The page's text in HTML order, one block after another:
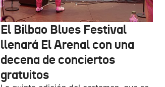
El Bilbao Blues Festival
llenará El Arenal con una
decena de conciertos
gratuitos